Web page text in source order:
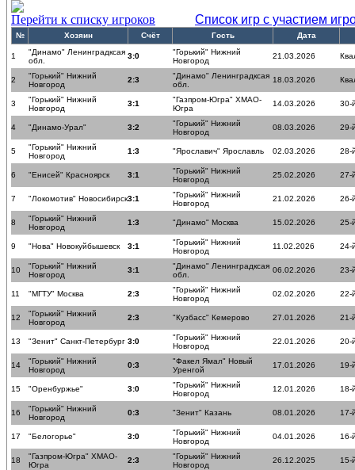
Перейти к списку игроков
Список игр с участием
№ Хозяин Счёт Гость Дата
1
"Динамо" Ленинградксая
обл.
3:0
"Горький" Нижний
Новгород
21.03.2026
2
"Горький" Нижний
Новгород
2:3
"Динамо" Ленинградксая
обл.
18.03.2026
3
"Горький" Нижний
Новгород
3:1
"Газпром-Югра" ХМАО-
Югра
14.03.2026 30-
4 "Динамо-Урал" 3:2
"Горький" Нижний
Новгород
08.03.2026 29-
5
"Горький" Нижний
Новгород
1:3 "Ярославич" Ярославль 02.03.2026 28-
6 "Енисей" Красноярск 3:1
"Горький" Нижний
Новгород
25.02.2026 27-
7 "Локомотив" Новосибирск3:1
"Горький" Нижний
Новгород
21.02.2026 26-
8
"Горький" Нижний
Новгород
1:3 "Динамо" Москва 15.02.2026 25-
9 "Нова" Новокуйбышевск 3:1
"Горький" Нижний
Новгород
11.02.2026 24-
10
"Горький" Нижний
Новгород
3:1
"Динамо" Ленинградксая
обл.
06.02.2026 23-
11 "МГТУ" Москва 2:3
"Горький" Нижний
Новгород
02.02.2026 22-
12
"Горький" Нижний
Новгород
2:3 "Кузбасс" Кемерово 27.01.2026 21-
13 "Зенит" Санкт-Петербург 3:0
"Горький" Нижний
Новгород
22.01.2026 20-
14
"Горький" Нижний
Новгород
0:3
"Факел Ямал" Новый
Уренгой
17.01.2026 19-
15 "Оренбуржье" 3:0
"Горький" Нижний
Новгород
12.01.2026 18-
16
"Горький" Нижний
Новгород
0:3 "Зенит" Казань 08.01.2026 17-
17 "Белогорье" 3:0
"Горький" Нижний
Новгород
04.01.2026 16-
18
"Газпром-Югра" ХМАО-
Югра
2:3
"Горький" Нижний
Новгород
26.12.2025 15-